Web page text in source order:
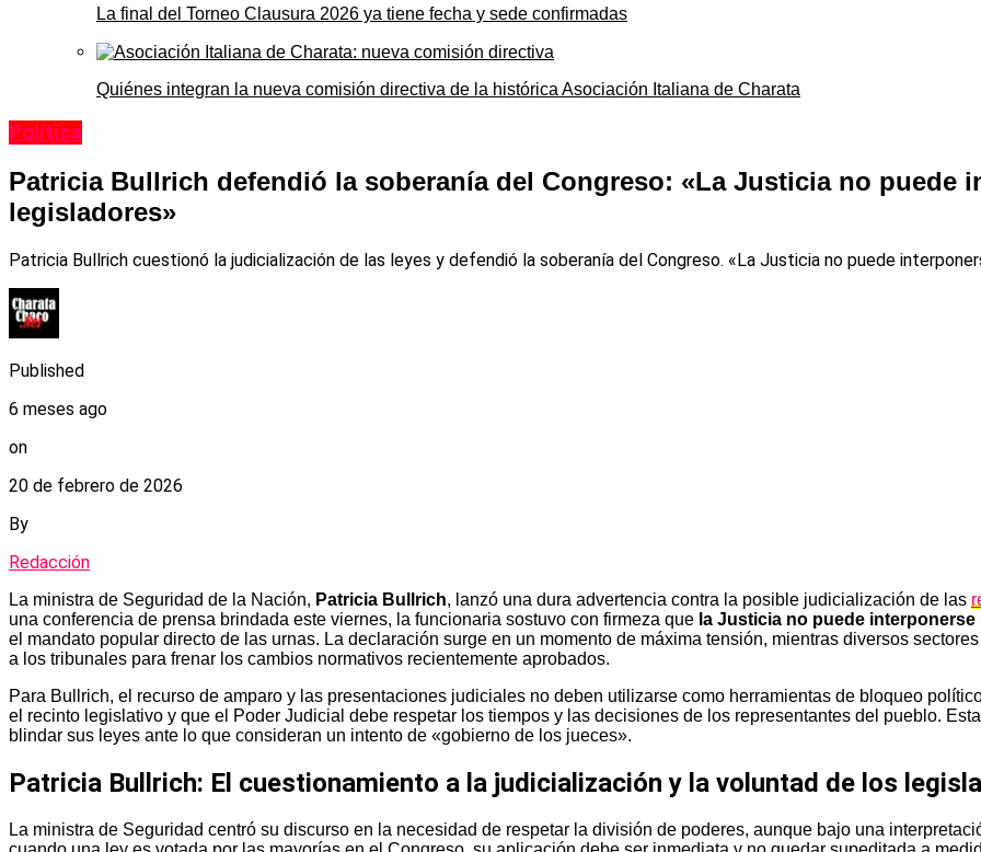
La final del Torneo Clausura 2026 ya tiene fecha y sede confirmadas
Quiénes integran la nueva comisión directiva de la histórica Asociación Italiana de Charata
Política
Patricia Bullrich defendió la soberanía del Congreso: «La Justicia no puede
legisladores»
Patricia Bullrich cuestionó la judicialización de las leyes y defendió la soberanía del Congreso. «La Justicia no puede
Published
6 meses ago
on
20 de febrero de 2026
By
Redacción
La ministra de Seguridad de la Nación, Patricia Bullrich, lanzó una dura advertencia contra la posible judicialización de las
una conferencia de prensa brindada este viernes, la funcionaria sostuvo con firmeza que la Justicia no puede
el mandato popular directo de las urnas. La declaración surge en un momento de máxima tensión, mientras diversos
a los tribunales para frenar los cambios normativos recientemente aprobados.
Para Bullrich, el recurso de amparo y las presentaciones judiciales no deben utilizarse como herramientas de bloqueo
el recinto legislativo y que el Poder Judicial debe respetar los tiempos y las decisiones de los representantes del pueblo.
blindar sus leyes ante lo que consideran un intento de «gobierno de los jueces».
Patricia Bullrich: El cuestionamiento a la judicialización y la voluntad de los
La ministra de Seguridad centró su discurso en la necesidad de respetar la división de poderes, aunque bajo una